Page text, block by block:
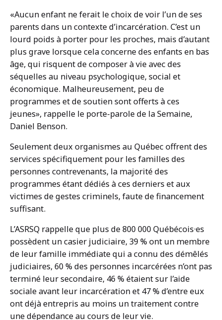
«Aucun enfant ne ferait le choix de voir l’un de ses
parents dans un contexte d’incarcération. C’est un
lourd poids à porter pour les proches, mais d’autant
plus grave lorsque cela concerne des enfants en bas
âge, qui risquent de composer à vie avec des
séquelles au niveau psychologique, social et
économique. Malheureusement, peu de
programmes et de soutien sont offerts à ces
jeunes», rappelle le porte-parole de la Semaine,
Daniel Benson.
Seulement deux organismes au Québec offrent des
services spécifiquement pour les familles des
personnes contrevenants, la majorité des
programmes étant dédiés à ces derniers et aux
victimes de gestes criminels, faute de financement
suffisant.
L’ASRSQ rappelle que plus de 800 000 Québécois·es
possèdent un casier judiciaire, 39 % ont un membre
de leur famille immédiate qui a connu des démêlés
judiciaires, 60 % des personnes incarcérées n’ont pas
terminé leur secondaire, 46 % étaient sur l’aide
sociale avant leur incarcération et 47 % d’entre eux
ont déjà entrepris au moins un traitement contre
une dépendance au cours de leur vie.